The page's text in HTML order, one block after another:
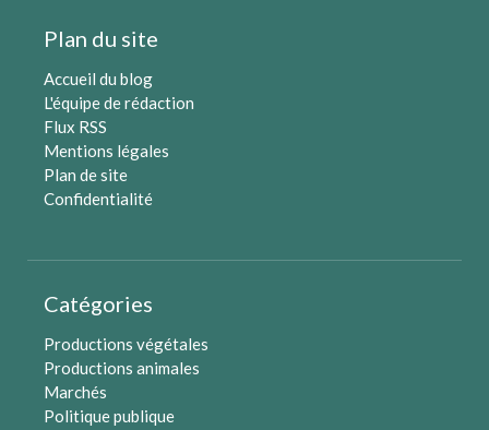
Plan du site
Accueil du blog
L'équipe de rédaction
Flux RSS
Mentions légales
Plan de site
Confidentialité
Catégories
Productions végétales
Productions animales
Marchés
Politique publique